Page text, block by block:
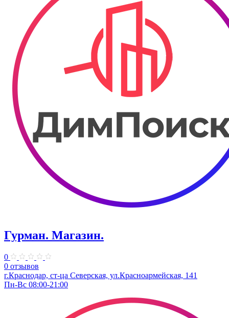
Гурман. Магазин.
0
0 отзывов
г.Краснодар, ст-ца Северская, ул.Красноармейская, 141
Пн-Вс 08:00-21:00